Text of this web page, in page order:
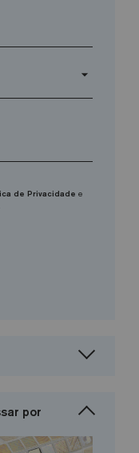
arrow_drop_down
de Privacidade e
por